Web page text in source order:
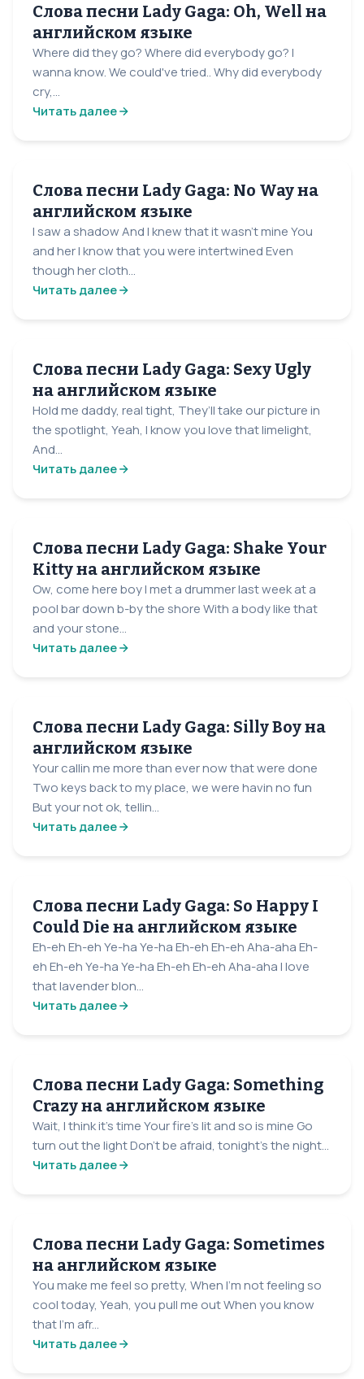
Слова песни Lady Gaga: Oh, Well на
английском языке
Where did they go? Where did everybody go? I
wanna know. We could've tried.. Why did everybody
cry,...
Читать далее
Слова песни Lady Gaga: No Way на
английском языке
I saw a shadow And I knew that it wasn't mine You
and her I know that you were intertwined Even
though her cloth...
Читать далее
Слова песни Lady Gaga: Sexy Ugly
на английском языке
Hold me daddy, real tight, They’ll take our picture in
the spotlight, Yeah, I know you love that limelight,
And...
Читать далее
Слова песни Lady Gaga: Shake Your
Kitty на английском языке
Ow, come here boy I met a drummer last week at a
pool bar down b-by the shore With a body like that
and your stone...
Читать далее
Слова песни Lady Gaga: Silly Boy на
английском языке
Your callin me more than ever now that were done
Two keys back to my place, we were havin no fun
But your not ok, tellin...
Читать далее
Слова песни Lady Gaga: So Happy I
Could Die на английском языке
Eh-eh Eh-eh Ye-ha Ye-ha Eh-eh Eh-eh Aha-aha Eh-
eh Eh-eh Ye-ha Ye-ha Eh-eh Eh-eh Aha-aha I love
that lavender blon...
Читать далее
Слова песни Lady Gaga: Something
Crazy на английском языке
Wait, I think it's time Your fire's lit and so is mine Go
turn out the light Don't be afraid, tonight's the night...
Читать далее
Слова песни Lady Gaga: Sometimes
на английском языке
You make me feel so pretty, When I’m not feeling so
cool today, Yeah, you pull me out When you know
that I’m afr...
Читать далее